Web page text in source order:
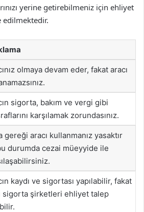
yerine getirebilmeniz için ehliyet
edilmektedir.
olmaya devam eder, fakat aracı
sigorta, bakım ve vergi gibi
karşılamak zorundasınız.
gereği aracı kullanmanız yasaktır
durumda cezai müeyyide ile
kaydı ve sigortası yapılabilir, fakat
sigorta şirketleri ehliyet talep